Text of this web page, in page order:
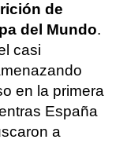
de
del Mundo.
casi
en la primera
España
a